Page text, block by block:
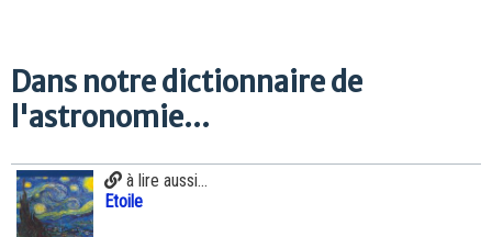
Dans notre dictionnaire de
l'astronomie...
à lire aussi...
Etoile